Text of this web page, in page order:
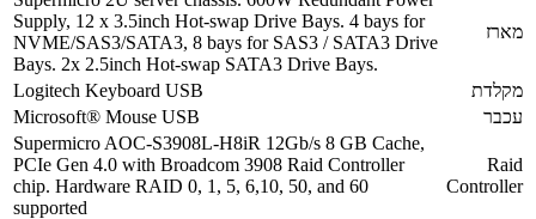
מארז
Supply, 12 x 3.5inch Hot-swap Drive Bays. 4 bays for
NVME/SAS3/SATA3, 8 bays for SAS3 / SATA3 Drive
Bays. 2x 2.5inch Hot-swap SATA3 Drive Bays.
מקלדת
Logitech Keyboard USB
עכבר
Microsoft® Mouse USB
Raid
Controller
Supermicro AOC-S3908L-H8iR 12Gb/s 8 GB Cache,
PCIe Gen 4.0 with Broadcom 3908 Raid Controller
chip. Hardware RAID 0, 1, 5, 6,10, 50, and 60
supported